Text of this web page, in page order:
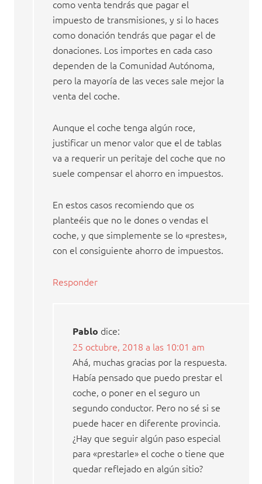
como venta tendrás que pagar el
impuesto de transmisiones, y si lo haces
como donación tendrás que pagar el de
donaciones. Los importes en cada caso
dependen de la Comunidad Autónoma,
pero la mayoría de las veces sale mejor la
venta del coche.
Aunque el coche tenga algún roce,
justificar un menor valor que el de tablas
va a requerir un peritaje del coche que no
suele compensar el ahorro en impuestos.
En estos casos recomiendo que os
planteéis que no le dones o vendas el
coche, y que simplemente se lo «prestes»,
con el consiguiente ahorro de impuestos.
Responder
Pablo dice:
25 octubre, 2018 a las 10:01 am
Ahá, muchas gracias por la respuesta.
Había pensado que puedo prestar el
coche, o poner en el seguro un
segundo conductor. Pero no sé si se
puede hacer en diferente provincia.
¿Hay que seguir algún paso especial
para «prestarle» el coche o tiene que
quedar reflejado en algún sitio?